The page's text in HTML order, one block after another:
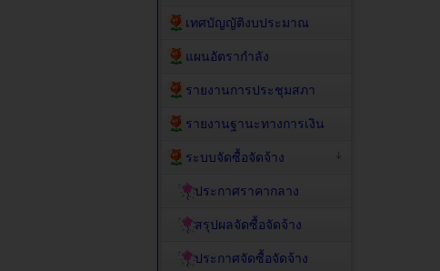
เทศบัญญัติงบประมาณ
แผนอัตรากำลัง
รายงานการประชุมสภา
รายงานฐานะทางการเงิน
ระบบจัดซื้อจัดจ้าง
ประกาศราคากลาง
สรุปผลจัดซื้อจัดจ้าง
ประกาศจัดซื้อจัดจ้าง